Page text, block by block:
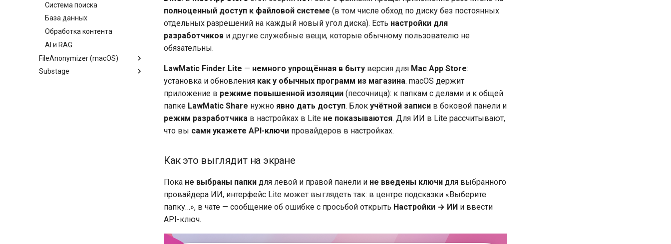
пользователя
Чат с ИИ и настройки
1.0.21 (23.03.2026)
Система поиска
База данных
Обработка контента
AI и RAG
FileAnonymizer (macOS)
Обзор
Substage
полноценный доступ к файловой системе (в том числе обход по диску без постоянных
отдельных разрешений на каждый новый угол диска). Есть настройки для
разработчиков и другие служебные вещи, которые обычному пользователю не
обязательны.
LawMatic Finder Lite — немного упрощённая в быту версия для Mac App Store:
установка и обновления как у обычных программ из магазина. macOS держит
приложение в режиме повышенной изоляции (песочница): к папкам с делами и к общей
папке LawMatic Share нужно явно дать доступ. Блок учётной записи в боковой панели и
режим разработчика в настройках в Lite не показываются. Для ИИ в Lite рассчитывают,
что вы сами укажете API-ключи провайдеров в настройках.
Как это выглядит на экране
Пока не выбраны папки для левой и правой панели и не введены ключи для выбранного
провайдера ИИ, интерфейс Lite может выглядеть так: в центре подсказки «Выберите
папку…», в чате — сообщение об ошибке с просьбой открыть Настройки → ИИ и ввести
API-ключ.